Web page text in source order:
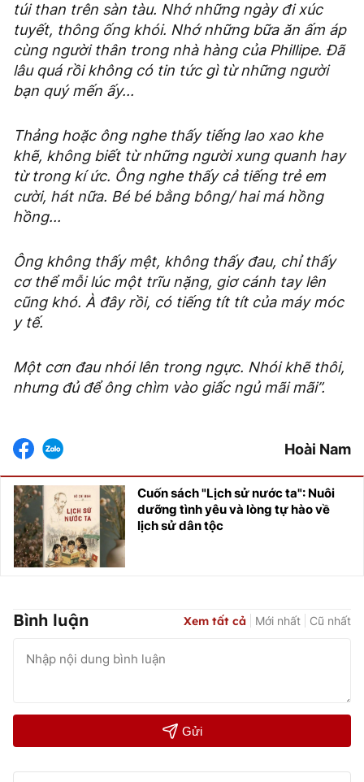
túi than trên sàn tàu. Nhớ những ngày đi xúc
tuyết, thông ống khói. Nhớ những bữa ăn ấm áp
cùng người thân trong nhà hàng của Phillipe. Đã
lâu quá rồi không có tin tức gì từ những người
bạn quý mến ấy...
Thảng hoặc ông nghe thấy tiếng lao xao khe
khẽ, không biết từ những người xung quanh hay
từ trong kí ức. Ông nghe thấy cả tiếng trẻ em
cười, hát nữa. Bé bé bằng bông/ hai má hồng
hồng...
Ông không thấy mệt, không thấy đau, chỉ thấy
cơ thể mỗi lúc một trĩu nặng, giơ cánh tay lên
cũng khó. À đây rồi, có tiếng tít tít của máy móc
y tế.
Một cơn đau nhói lên trong ngực. Nhói khẽ thôi,
nhưng đủ để ông chìm vào giấc ngủ mãi mãi”.
Hoài Nam
Cuốn sách "Lịch sử nước ta": Nuôi
dưỡng tình yêu và lòng tự hào về
lịch sử dân tộc
Bình luận Xem tất cả Mới nhất Cũ nhất
Gửi